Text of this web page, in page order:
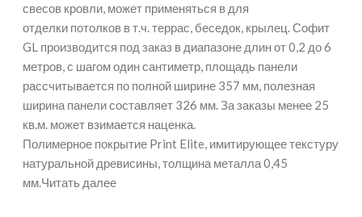
свесов кровли, может применяться в для
отделки потолков в т.ч. террас, беседок, крылец. Софит
GL производится под заказ в диапазоне длин от 0,2 до 6
метров, с шагом один сантиметр, площадь панели
рассчитывается по полной ширине 357 мм, полезная
ширина панели составляет 326 мм. За заказы менее 25
кв.м. может взимается наценка.
Полимерное покрытие Print Elite, имитирующее текстуру
натуральной древисины, толщина металла 0,45
мм.Читать далее